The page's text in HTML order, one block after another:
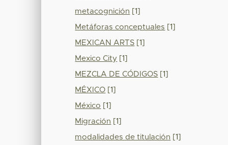
metacognición [1]
Metáforas conceptuales [1]
MEXICAN ARTS [1]
Mexico City [1]
MEZCLA DE CÓDIGOS [1]
MÉXICO [1]
México [1]
Migración [1]
modalidades de titulación [1]